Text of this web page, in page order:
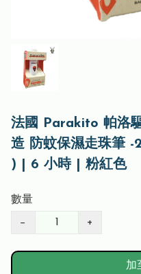
法國 Parakito 帕洛
造 防蚊保濕走珠筆 -
) | 6 小時 | 粉紅色
數量
− +
加